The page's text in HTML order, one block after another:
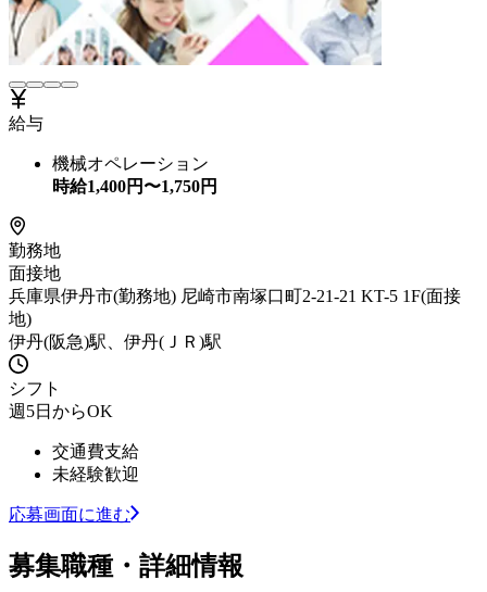
給与
機械オペレーション
時給1,400円〜1,750円
勤務地
面接地
兵庫県伊丹市(勤務地) 尼崎市南塚口町2-21-21 KT-5 1F(面接
地)
伊丹(阪急)駅、伊丹(ＪＲ)駅
シフト
週5日からOK
交通費支給
未経験歓迎
応募画面に進む
募集職種・詳細情報